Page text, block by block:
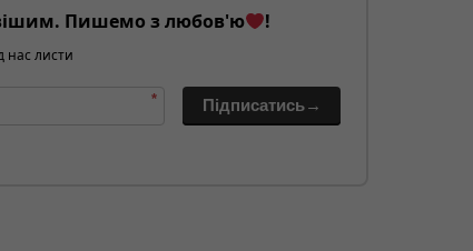
Пишемо з любов'ю !
нас листи
* Підписатись→